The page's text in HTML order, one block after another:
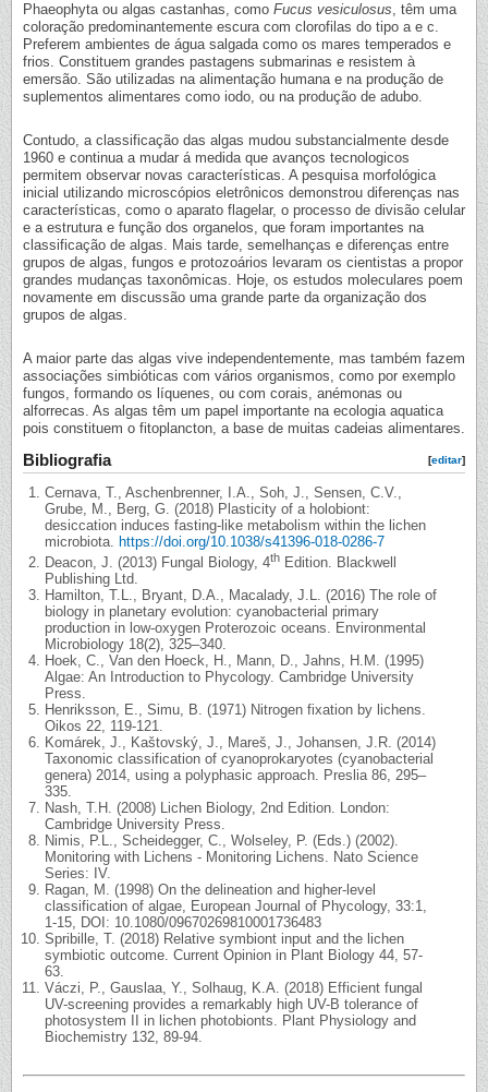
Phaeophyta ou algas castanhas, como Fucus vesiculosus, têm uma
coloração predominantemente escura com clorofilas do tipo a e c.
Preferem ambientes de água salgada como os mares temperados e
frios. Constituem grandes pastagens submarinas e resistem à
emersão. São utilizadas na alimentação humana e na produção de
suplementos alimentares como iodo, ou na produção de adubo.
Contudo, a classificação das algas mudou substancialmente desde
1960 e continua a mudar á medida que avanços tecnologicos
permitem observar novas características. A pesquisa morfológica
inicial utilizando microscópios eletrônicos demonstrou diferenças nas
características, como o aparato flagelar, o processo de divisão celular
e a estrutura e função dos organelos, que foram importantes na
classificação de algas. Mais tarde, semelhanças e diferenças entre
grupos de algas, fungos e protozoários levaram os cientistas a propor
grandes mudanças taxonômicas. Hoje, os estudos moleculares poem
novamente em discussão uma grande parte da organização dos
grupos de algas.
A maior parte das algas vive independentemente, mas também fazem
associações simbióticas com vários organismos, como por exemplo
fungos, formando os líquenes, ou com corais, anémonas ou
alforrecas. As algas têm um papel importante na ecologia aquatica
pois constituem o fitoplancton, a base de muitas cadeias alimentares.
[editar]
Bibliografia
Cernava, T., Aschenbrenner, I.A., Soh, J., Sensen, C.V.,
Grube, M., Berg, G. (2018) Plasticity of a holobiont:
desiccation induces fasting-like metabolism within the lichen
microbiota.
https://doi.org/10.1038/s41396-018-0286-7
Deacon, J. (2013) Fungal Biology, 4th Edition. Blackwell
Publishing Ltd.
Hamilton, T.L., Bryant, D.A., Macalady, J.L. (2016) The role of
biology in planetary evolution: cyanobacterial primary
production in low-oxygen Proterozoic oceans. Environmental
Microbiology 18(2), 325–340.
Hoek, C., Van den Hoeck, H., Mann, D., Jahns, H.M. (1995)
Algae: An Introduction to Phycology. Cambridge University
Press.
Henriksson, E., Simu, B. (1971) Nitrogen fixation by lichens.
Oikos 22, 119-121.
Komárek, J., Kaštovský, J., Mareš, J., Johansen, J.R. (2014)
Taxonomic classification of cyanoprokaryotes (cyanobacterial
genera) 2014, using a polyphasic approach. Preslia 86, 295–
335.
Nash, T.H. (2008) Lichen Biology, 2nd Edition. London:
Cambridge University Press.
Nimis, P.L., Scheidegger, C., Wolseley, P. (Eds.) (2002).
Monitoring with Lichens - Monitoring Lichens. Nato Science
Series: IV.
Ragan, M. (1998) On the delineation and higher-level
classification of algae, European Journal of Phycology, 33:1,
1-15, DOI: 10.1080/09670269810001736483
Spribille, T. (2018) Relative symbiont input and the lichen
symbiotic outcome. Current Opinion in Plant Biology 44, 57-
63.
Váczi, P., Gauslaa, Y., Solhaug, K.A. (2018) Efficient fungal
UV-screening provides a remarkably high UV-B tolerance of
photosystem II in lichen photobionts. Plant Physiology and
Biochemistry 132, 89-94.